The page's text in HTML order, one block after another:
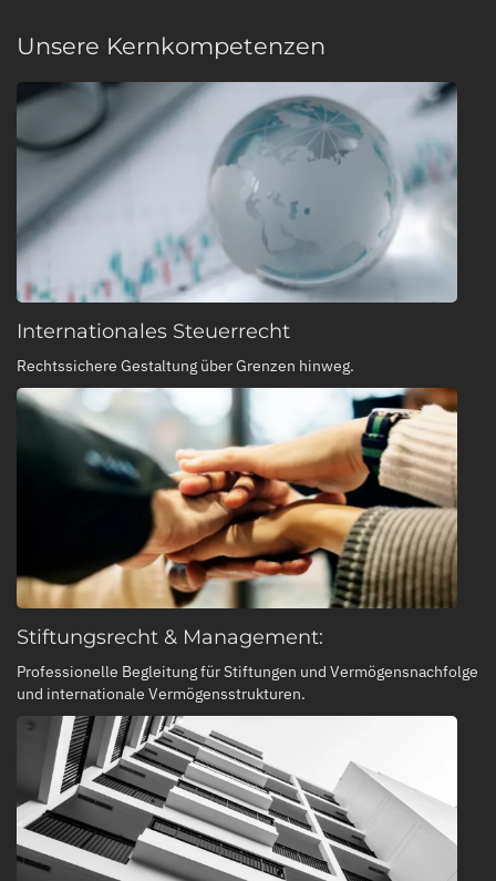
Unsere Kernkompetenzen
Internationales Steuerrecht
Rechtssichere Gestaltung über Grenzen hinweg.
Stiftungsrecht & Management:
Professionelle Begleitung für Stiftungen und Vermögensnachfolge
und internationale Vermögensstrukturen.